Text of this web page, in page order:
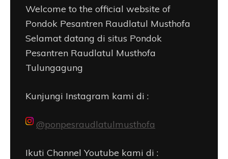
Welcome to the official website of
Pondok Pesantren Raudlatul Musthofa
Selamat datang di situs Pondok
Pesantren Raudlatul Musthofa
Tulungagung
Kunjungi Instagram kami di :
@ponpesraudlatulmusthofa
Ikuti Channel Youtube kami di :